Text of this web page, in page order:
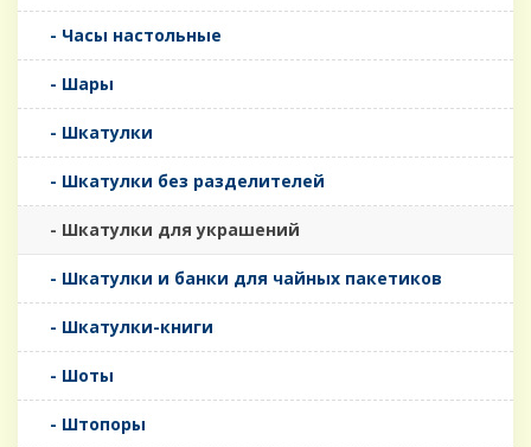
- Часы настольные
- Шары
- Шкатулки
- Шкатулки без разделителей
- Шкатулки для украшений
- Шкатулки и банки для чайных пакетиков
- Шкатулки-книги
- Шоты
- Штопоры